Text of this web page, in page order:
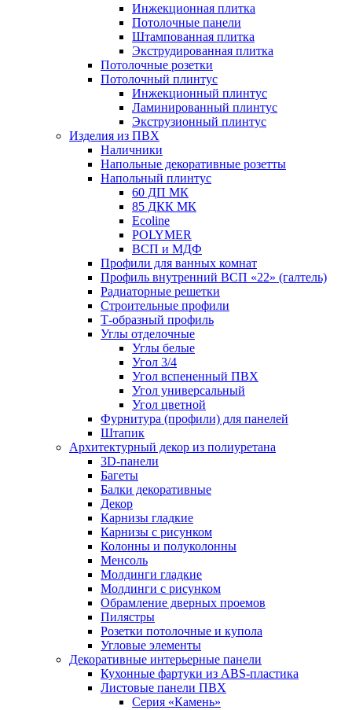
Инжекционная плитка
Потолочные панели
Штампованная плитка
Экструдированная плитка
Потолочные розетки
Потолочный плинтус
Инжекционный плинтус
Ламинированный плинтус
Экструзионный плинтус
Изделия из ПВХ
Наличники
Напольные декоративные розетты
Напольный плинтус
60 ДП МК
85 ДКК МК
Ecoline
POLYMER
ВСП и МДФ
Профили для ванных комнат
Профиль внутренний ВСП «22» (галтель)
Радиаторные решетки
Строительные профили
Т-образный профиль
Углы отделочные
Углы белые
Угол 3/4
Угол вспененный ПВХ
Угол универсальный
Угол цветной
Фурнитура (профили) для панелей
Штапик
Архитектурный декор из полиуретана
3D-панели
Багеты
Балки декоративные
Декор
Карнизы гладкие
Карнизы с рисунком
Колонны и полуколонны
Менсоль
Молдинги гладкие
Молдинги с рисунком
Обрамление дверных проемов
Пилястры
Розетки потолочные и купола
Угловые элементы
Декоративные интерьерные панели
Кухонные фартуки из ABS-пластика
Листовые панели ПВХ
Серия «Камень»